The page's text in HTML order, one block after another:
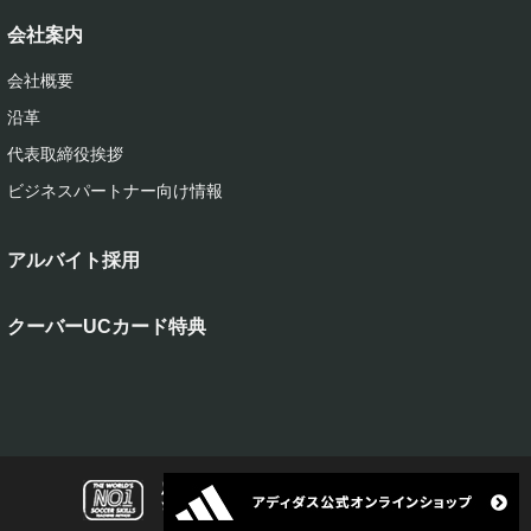
会社案内
会社概要
沿革
代表取締役挨拶
ビジネスパートナー向け情報
アルバイト採用
クーバーUCカード特典